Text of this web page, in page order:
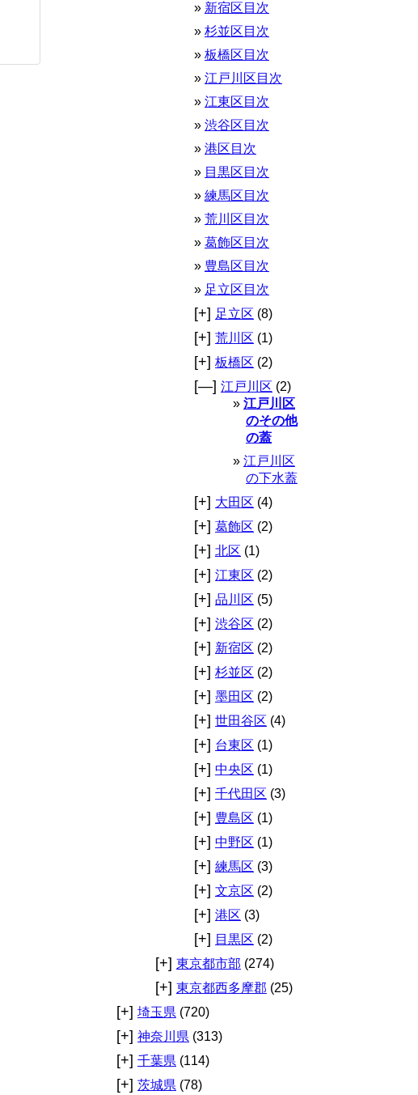
新宿区目次
杉並区目次
板橋区目次
江戸川区目次
江東区目次
渋谷区目次
港区目次
目黒区目次
練馬区目次
荒川区目次
葛飾区目次
豊島区目次
足立区目次
[+] 足立区 (8)
[+] 荒川区 (1)
[+] 板橋区 (2)
[—] 江戸川区 (2)
江戸川区
のその他
の蓋
江戸川区
の下水蓋
[+] 大田区 (4)
[+] 葛飾区 (2)
[+] 北区 (1)
[+] 江東区 (2)
[+] 品川区 (5)
[+] 渋谷区 (2)
[+] 新宿区 (2)
[+] 杉並区 (2)
[+] 墨田区 (2)
[+] 世田谷区 (4)
[+] 台東区 (1)
[+] 中央区 (1)
[+] 千代田区 (3)
[+] 豊島区 (1)
[+] 中野区 (1)
[+] 練馬区 (3)
[+] 文京区 (2)
[+] 港区 (3)
[+] 目黒区 (2)
[+] 東京都市部 (274)
[+] 東京都西多摩郡 (25)
[+] 埼玉県 (720)
[+] 神奈川県 (313)
[+] 千葉県 (114)
[+] 茨城県 (78)